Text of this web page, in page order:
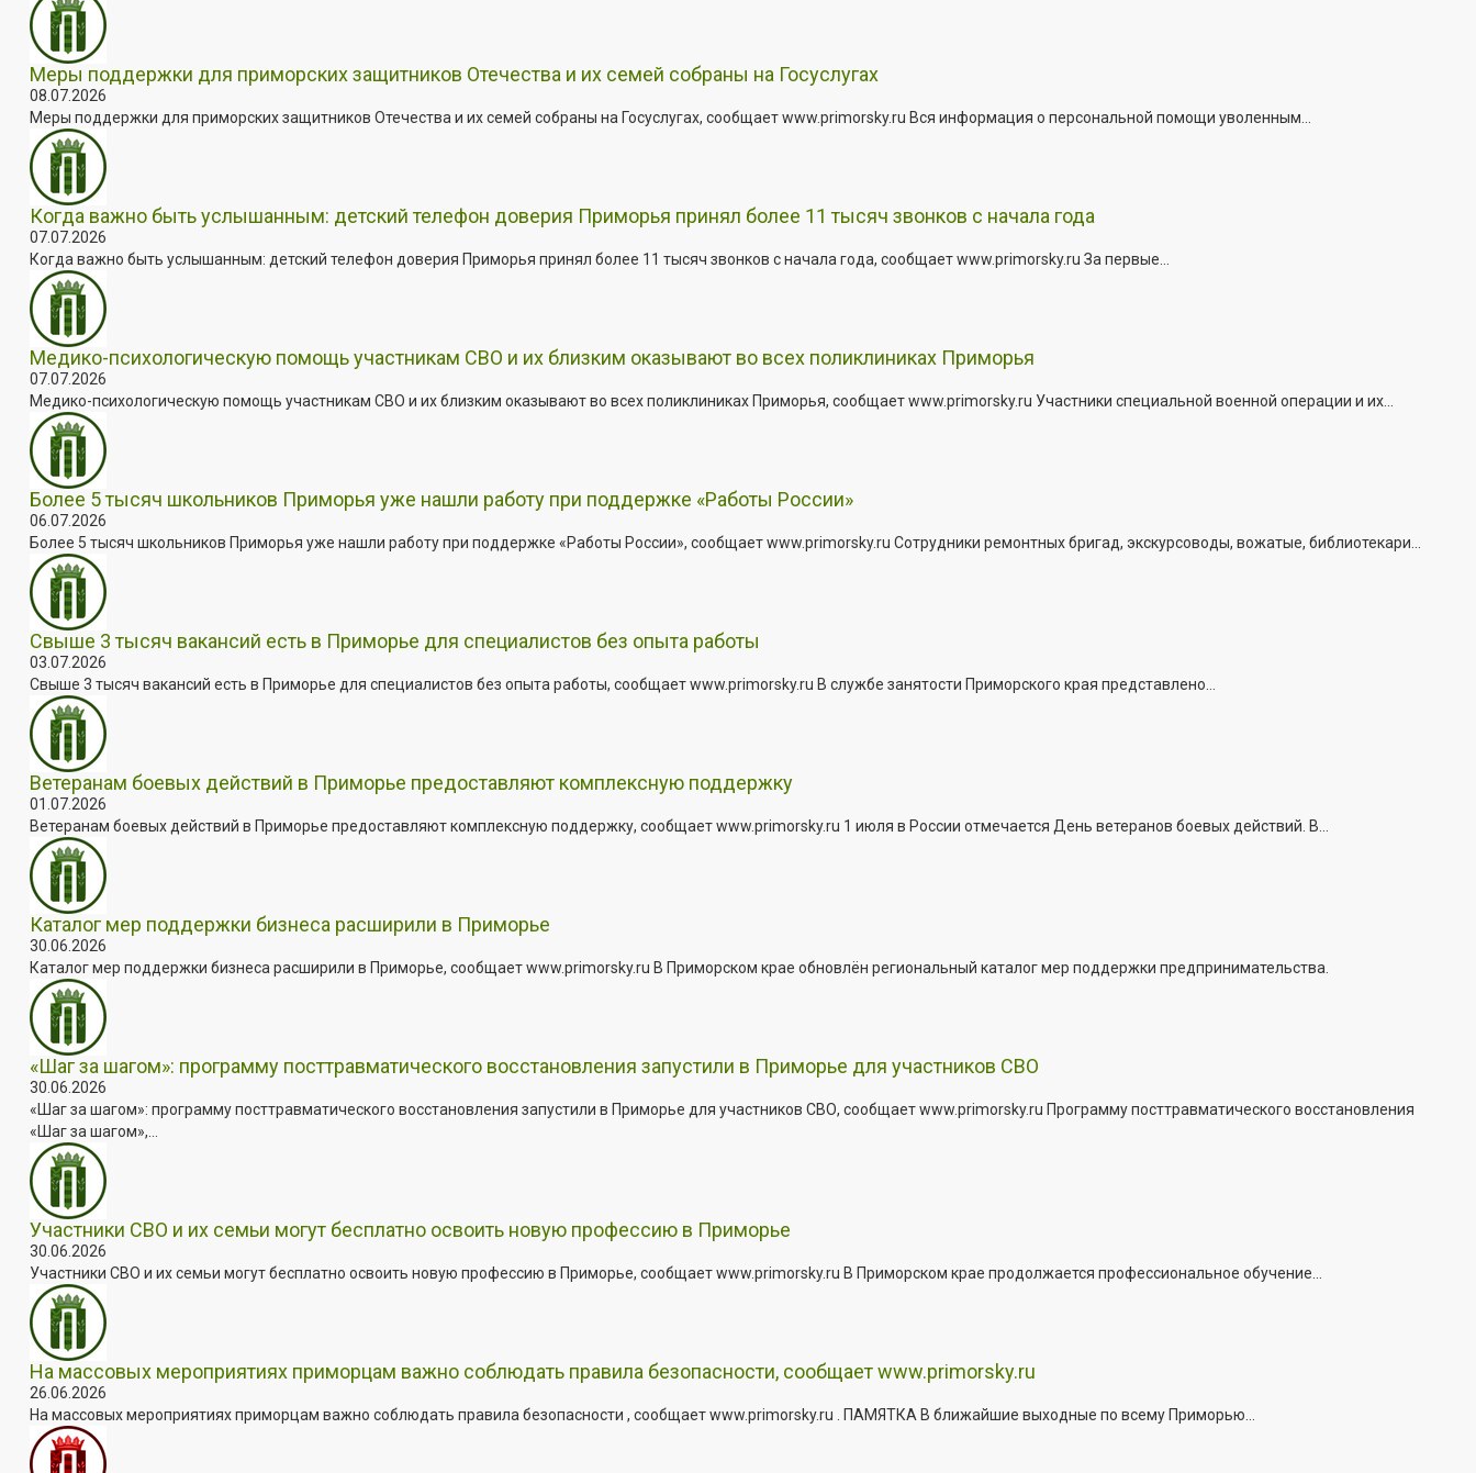
Меры поддержки для приморских защитников Отечества и их семей собраны на Госуслугах
08.07.2026
Меры поддержки для приморских защитников Отечества и их семей собраны на Госуслугах, сообщает www.primorsky.ru Вся информация о персональной помощи уволенным...
Когда важно быть услышанным: детский телефон доверия Приморья принял более 11 тысяч звонков с начала года
07.07.2026
Когда важно быть услышанным: детский телефон доверия Приморья принял более 11 тысяч звонков с начала года, сообщает www.primorsky.ru За первые...
Медико-психологическую помощь участникам СВО и их близким оказывают во всех поликлиниках Приморья
07.07.2026
Медико-психологическую помощь участникам СВО и их близким оказывают во всех поликлиниках Приморья, сообщает www.primorsky.ru Участники специальной военной операции и их...
Более 5 тысяч школьников Приморья уже нашли работу при поддержке «Работы России»
06.07.2026
Более 5 тысяч школьников Приморья уже нашли работу при поддержке «Работы России», сообщает www.primorsky.ru Сотрудники ремонтных бригад, экскурсоводы, вожатые, библиотекари...
Свыше 3 тысяч вакансий есть в Приморье для специалистов без опыта работы
03.07.2026
Свыше 3 тысяч вакансий есть в Приморье для специалистов без опыта работы, сообщает www.primorsky.ru В службе занятости Приморского края представлено...
Ветеранам боевых действий в Приморье предоставляют комплексную поддержку
01.07.2026
Ветеранам боевых действий в Приморье предоставляют комплексную поддержку, сообщает www.primorsky.ru 1 июля в России отмечается День ветеранов боевых действий. В...
Каталог мер поддержки бизнеса расширили в Приморье
30.06.2026
Каталог мер поддержки бизнеса расширили в Приморье, сообщает www.primorsky.ru В Приморском крае обновлён региональный каталог мер поддержки предпринимательства.
«Шаг за шагом»: программу посттравматического восстановления запустили в Приморье для участников СВО
30.06.2026
«Шаг за шагом»: программу посттравматического восстановления запустили в Приморье для участников СВО, сообщает www.primorsky.ru Программу посттравматического восстановления
«Шаг за шагом»,...
Участники СВО и их семьи могут бесплатно освоить новую профессию в Приморье
30.06.2026
Участники СВО и их семьи могут бесплатно освоить новую профессию в Приморье, сообщает www.primorsky.ru В Приморском крае продолжается профессиональное обучение...
На массовых мероприятиях приморцам важно соблюдать правила безопасности, сообщает www.primorsky.ru
26.06.2026
На массовых мероприятиях приморцам важно соблюдать правила безопасности , сообщает www.primorsky.ru . ПАМЯТКА В ближайшие выходные по всему Приморью...